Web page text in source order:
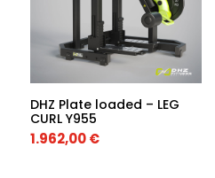
DHZ Plate loaded – LEG
CURL Y955
1.962,00€